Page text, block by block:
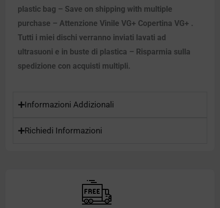
plastic bag – Save on shipping with multiple
purchase – Attenzione Vinile VG+ Copertina VG+ .
Tutti i miei dischi verranno inviati lavati ad
ultrasuoni e in buste di plastica – Risparmia sulla
spedizione con acquisti multipli.
Informazioni Addizionali
Richiedi Informazioni